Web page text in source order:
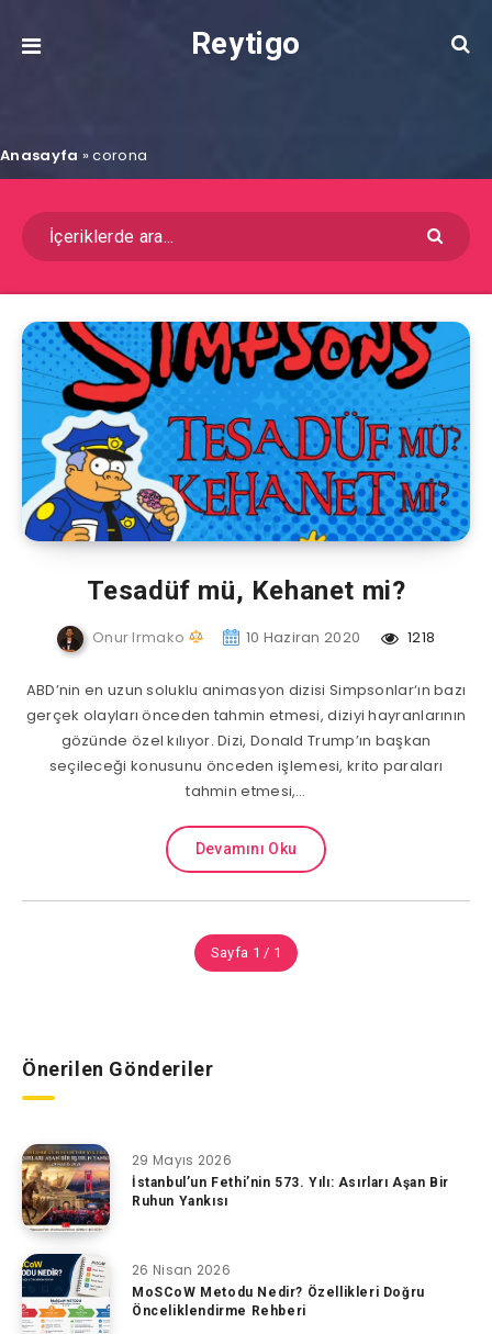
Reytigo
Anasayfa »corona
Tesadüf mü, Kehanet mi?
Onur Irmako 10 Haziran 2020 1218
ABD’nin en uzun soluklu animasyon dizisi Simpsonlar‘ın bazı
gerçek olayları önceden tahmin etmesi, diziyi hayranlarının
gözünde özel kılıyor. Dizi, Donald Trump’ın başkan
seçileceği konusunu önceden işlemesi, krito paraları
tahmin etmesi,…
Devamını Oku
Sayfa 1 / 1
Önerilen Gönderiler
29 Mayıs 2026
İstanbul’un Fethi’nin 573. Yılı: Asırları Aşan Bir
Ruhun Yankısı
26 Nisan 2026
MoSCoW Metodu Nedir? Özellikleri Doğru
Önceliklendirme Rehberi